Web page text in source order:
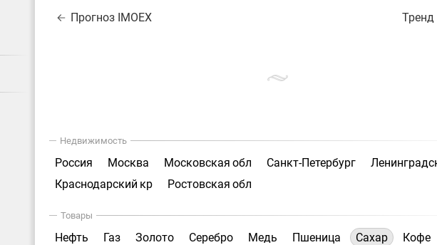
Прогноз IMOEX Тренд
Недвижимость
Россия Москва Московская обл Санкт-Петербург
Краснодарский кр
Ростовская обл
Товары
Нефть Газ Золото Серебро Медь Пшеница Сахар Кофе